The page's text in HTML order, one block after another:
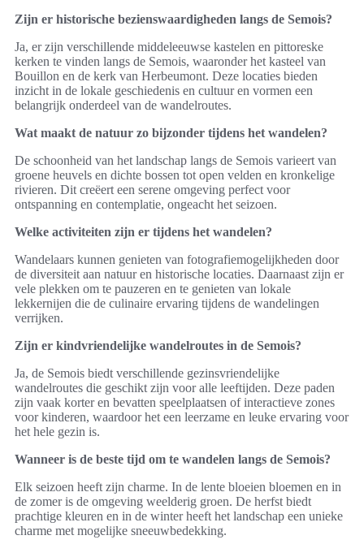
Zijn er historische bezienswaardigheden langs de Semois?
Ja, er zijn verschillende middeleeuwse kastelen en pittoreske
kerken te vinden langs de Semois, waaronder het kasteel van
Bouillon en de kerk van Herbeumont. Deze locaties bieden
inzicht in de lokale geschiedenis en cultuur en vormen een
belangrijk onderdeel van de wandelroutes.
Wat maakt de natuur zo bijzonder tijdens het wandelen?
De schoonheid van het landschap langs de Semois varieert van
groene heuvels en dichte bossen tot open velden en kronkelige
rivieren. Dit creëert een serene omgeving perfect voor
ontspanning en contemplatie, ongeacht het seizoen.
Welke activiteiten zijn er tijdens het wandelen?
Wandelaars kunnen genieten van fotografiemogelijkheden door
de diversiteit aan natuur en historische locaties. Daarnaast zijn er
vele plekken om te pauzeren en te genieten van lokale
lekkernijen die de culinaire ervaring tijdens de wandelingen
verrijken.
Zijn er kindvriendelijke wandelroutes in de Semois?
Ja, de Semois biedt verschillende gezinsvriendelijke
wandelroutes die geschikt zijn voor alle leeftijden. Deze paden
zijn vaak korter en bevatten speelplaatsen of interactieve zones
voor kinderen, waardoor het een leerzame en leuke ervaring voor
het hele gezin is.
Wanneer is de beste tijd om te wandelen langs de Semois?
Elk seizoen heeft zijn charme. In de lente bloeien bloemen en in
de zomer is de omgeving weelderig groen. De herfst biedt
prachtige kleuren en in de winter heeft het landschap een unieke
charme met mogelijke sneeuwbedekking.